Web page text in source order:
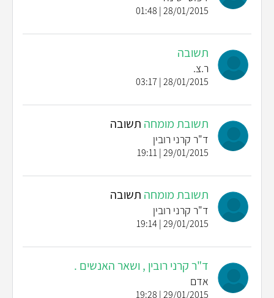
28/01/2015 | 01:48
תשובה
ר.צ.
28/01/2015 | 03:17
תשובת מומחה תשובה
ד"ר קרני רובין
29/01/2015 | 19:11
תשובת מומחה תשובה
ד"ר קרני רובין
29/01/2015 | 19:14
ד"ר קרני רובין , ושאר האנשים .
אדם
29/01/2015 | 19:28